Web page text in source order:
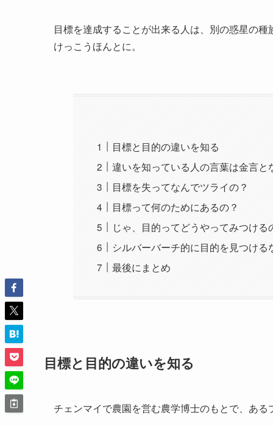
目標を達成することが出来る人は、別の惑星の
けっこうほんとに。
目標と目的の違いを知る
違いを知っている人の言葉は金言と
目標を失ってなんでツライの？
目標って何のためにあるの？
じゃ、目的ってどうやってみつけ
シルバーバーチ的に目的を見つける
最後にまとめ
目標と目的の違いを知る
チェンマイで農園を営む農学博士のもとで、あ